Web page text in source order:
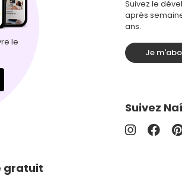
le
gratuit
Suivez le
après
ans.
Je
Suivez